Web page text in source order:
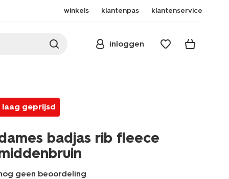
winkels klantenpas klantenservice
inloggen
laag geprijsd
badjas rib fleece
geen beoordeling